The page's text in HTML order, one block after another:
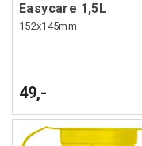
Easycare 1,5L
152x145mm
49,-